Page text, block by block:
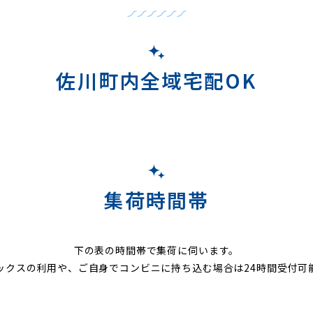
佐川町内全域宅配OK
集荷時間帯
下の表の時間帯で集荷に伺います。
クスの利用や、ご自身でコンビニに持ち込む場合は24時間受付可